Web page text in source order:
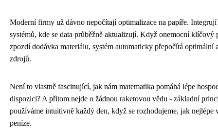
Moderní firmy už dávno nepočítají optimalizace na papíře.
systémů, kde se data průběžně aktualizují. Když onemocní klíčový
zpozdí dodávka materiálu, systém automaticky přepočítá optimální
zdrojů.
Není to vlastně fascinující, jak nám matematika pomáhá lépe
dispozici? A přitom nejde o žádnou raketovou vědu - základní
používáme intuitivně každý den, když se rozhodujeme, jak nejlépe
peníze.